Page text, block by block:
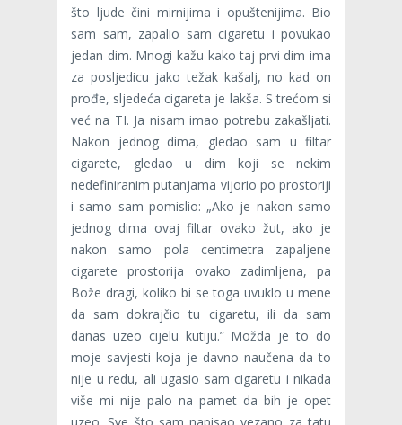
što ljude čini mirnijima i opuštenijima. Bio
sam sam, zapalio sam cigaretu i povukao
jedan dim. Mnogi kažu kako taj prvi dim ima
za posljedicu jako težak kašalj, no kad on
prođe, sljedeća cigareta je lakša. S trećom si
već na TI. Ja nisam imao potrebu zakašljati.
Nakon jednog dima, gledao sam u filtar
cigarete, gledao u dim koji se nekim
nedefiniranim putanjama vijorio po prostoriji
i samo sam pomislio: „Ako je nakon samo
jednog dima ovaj filtar ovako žut, ako je
nakon samo pola centimetra zapaljene
cigarete prostorija ovako zadimljena, pa
Bože dragi, koliko bi se toga uvuklo u mene
da sam dokrajčio tu cigaretu, ili da sam
danas uzeo cijelu kutiju.” Možda je to do
moje savjesti koja je davno naučena da to
nije u redu, ali ugasio sam cigaretu i nikada
više mi nije palo na pamet da bih je opet
uzeo. Sve što sam napisao vezano za tatu